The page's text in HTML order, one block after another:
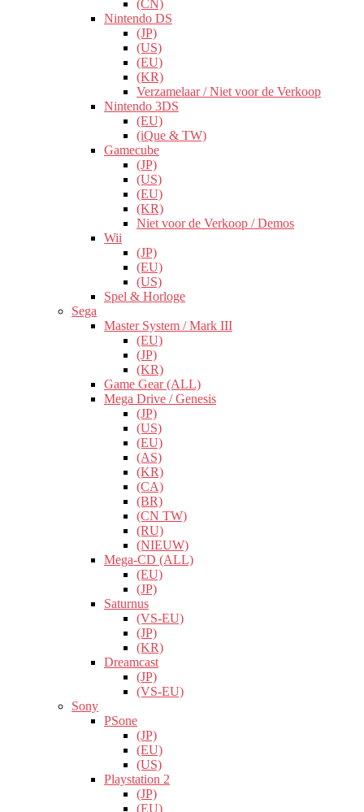
(CN)
Nintendo DS
(JP)
(US)
(EU)
(KR)
Verzamelaar / Niet voor de Verkoop
Nintendo 3DS
(EU)
(iQue & TW)
Gamecube
(JP)
(US)
(EU)
(KR)
Niet voor de Verkoop / Demos
Wii
(JP)
(EU)
(US)
Spel & Horloge
Sega
Master System / Mark III
(EU)
(JP)
(KR)
Game Gear (ALL)
Mega Drive / Genesis
(JP)
(US)
(EU)
(AS)
(KR)
(CA)
(BR)
(CN TW)
(RU)
(NIEUW)
Mega-CD (ALL)
(EU)
(JP)
Saturnus
(VS-EU)
(JP)
(KR)
Dreamcast
(JP)
(VS-EU)
Sony
PSone
(JP)
(EU)
(US)
Playstation 2
(JP)
(EU)